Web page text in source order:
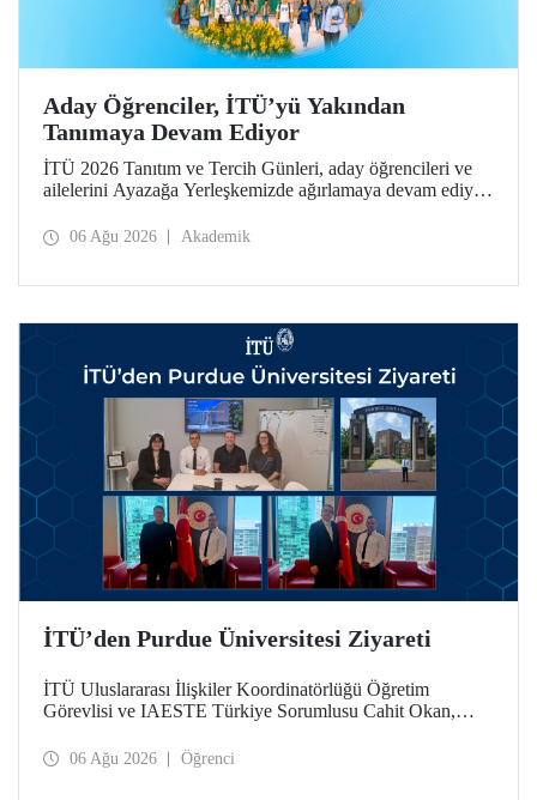
Aday Öğrenciler, İTÜ’yü Yakından
Tanımaya Devam Ediyor
İTÜ 2026 Tanıtım ve Tercih Günleri, aday öğrencileri ve
ailelerini Ayazağa Yerleşkemizde ağırlamaya devam ediyor.
ilgili fakülte ve birimler adaylara bilgi vermeye devam
06 Ağu 2026 Akademik
İTÜ’den Purdue Üniversitesi Ziyareti
İTÜ Uluslararası İlişkiler Koordinatörlüğü Öğretim
Görevlisi ve IAESTE Türkiye Sorumlusu Cahit Okan,
Temmuz tarihlerinde ABD’de dünyanın önde gelen
06 Ağu 2026 Öğrenci